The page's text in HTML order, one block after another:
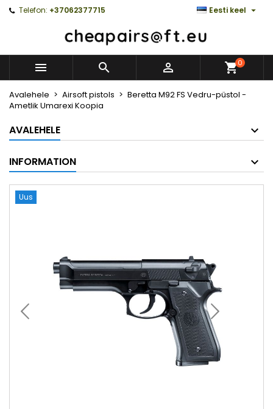
Telefon: +37062377715 Eesti keel 
   0
Avalehele Airsoft pistols
Beretta M92 FS Vedru-püstol -
Ametlik Umarexi Koopia
AVALEHELE
INFORMATION
Uus